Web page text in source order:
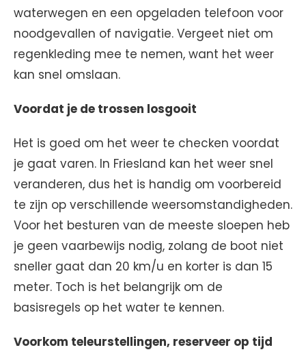
waterwegen en een opgeladen telefoon voor
noodgevallen of navigatie. Vergeet niet om
regenkleding mee te nemen, want het weer
kan snel omslaan.
Voordat je de trossen losgooit
Het is goed om het weer te checken voordat
je gaat varen. In Friesland kan het weer snel
veranderen, dus het is handig om voorbereid
te zijn op verschillende weersomstandigheden.
Voor het besturen van de meeste sloepen heb
je geen vaarbewijs nodig, zolang de boot niet
sneller gaat dan 20 km/u en korter is dan 15
meter. Toch is het belangrijk om de
basisregels op het water te kennen.
Voorkom teleurstellingen, reserveer op tijd